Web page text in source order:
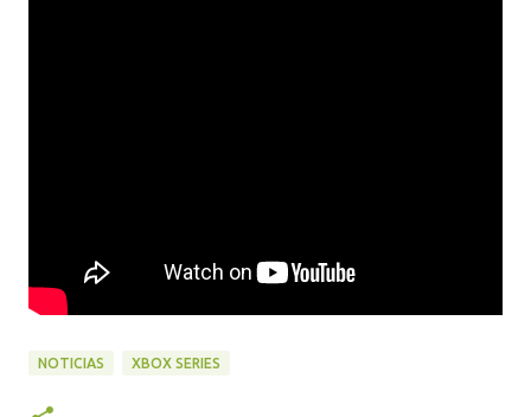
NOTICIAS XBOX SERIES